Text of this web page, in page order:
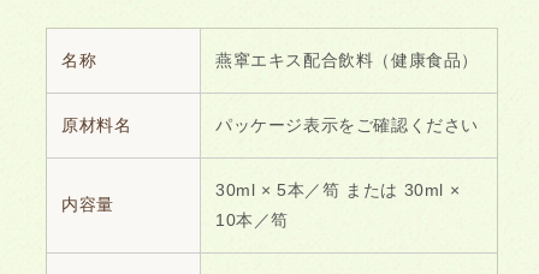
名称 燕窧エキス配合飲料（健康食品）
原材料名 パッケージ表示をご確認ください
内容量
30ml × 5本／笱 または 30ml ×
10本／笱